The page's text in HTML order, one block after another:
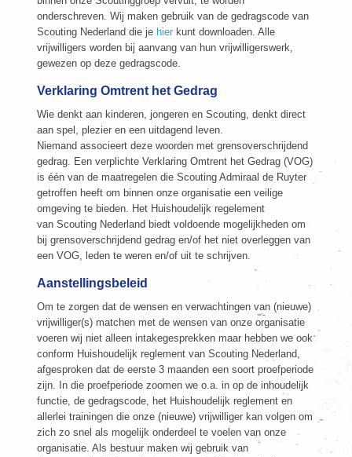
onderschreven. Wij maken gebruik van de gedragscode van
Scouting Nederland die je hierkunt downloaden. Alle
vrijwilligers worden bij aanvang van hun vrijwilligerswerk,
gewezen op deze gedragscode.
Verklaring Omtrent het Gedrag
Wie denkt aan kinderen, jongeren en Scouting, denkt direct
aan spel, plezier en een uitdagend leven.
Niemand associeert deze woorden met grensoverschrijdend
gedrag. Een verplichte Verklaring Omtrent het Gedrag (VOG)
is één van de maatregelen die Scouting Admiraal de Ruyter
getroffen heeft om binnen onze organisatie een veilige
omgeving te bieden. Het Huishoudelijk regelement
van Scouting Nederland biedt voldoende mogelijkheden om
bij grensoverschrijdend gedrag en/of het niet overleggen van
een VOG, leden te weren en/of uit te schrijven.
Aanstellingsbeleid
Om te zorgen dat de wensen en verwachtingen van (nieuwe)
vrijwilliger(s) matchen met de wensen van onze organisatie
voeren wij niet alleen intakegesprekken maar hebben we ook
conform Huishoudelijk reglement van Scouting Nederland,
afgesproken dat de eerste 3 maanden een soort proefperiode
zijn. In die proefperiode zoomen we o.a. in op de inhoudelijk
functie, de gedragscode, het Huishoudelijk reglement en
allerlei trainingen die onze (nieuwe) vrijwilliger kan volgen om
zich zo snel als mogelijk onderdeel te voelen van onze
organisatie. Als bestuur maken wij gebruik van